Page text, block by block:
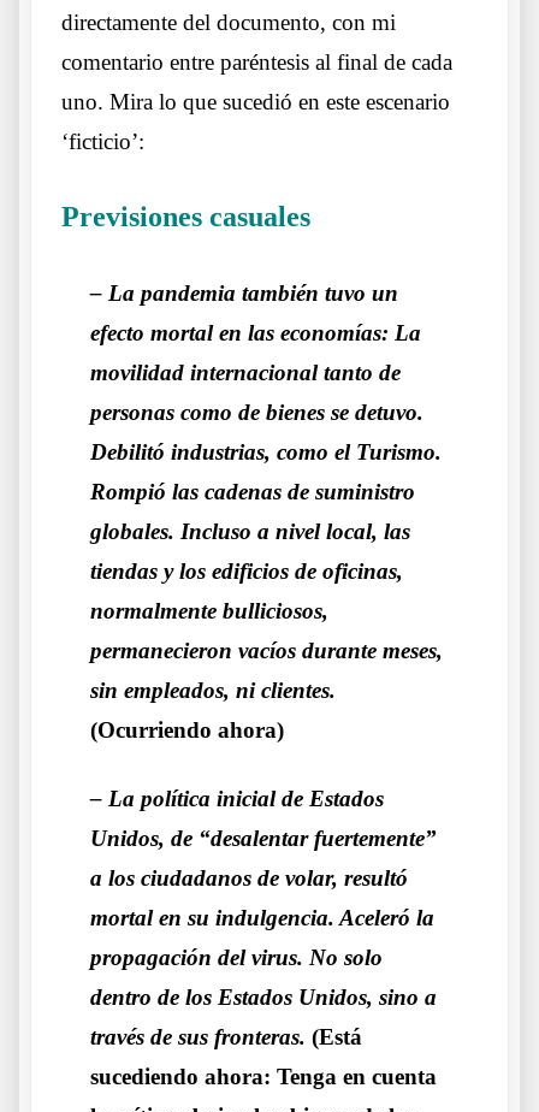
directamente del documento, con mi
comentario entre paréntesis al final de cada
uno. Mira lo que sucedió en este escenario
‘ficticio’:
Previsiones casuales
– La pandemia también tuvo un
efecto mortal en las economías: La
movilidad internacional tanto de
personas como de bienes se detuvo.
Debilitó industrias, como el Turismo.
Rompió las cadenas de suministro
globales. Incluso a nivel local, las
tiendas y los edificios de oficinas,
normalmente bulliciosos,
permanecieron vacíos durante meses,
sin empleados, ni clientes.
(Ocurriendo ahora)
– La política inicial de Estados
Unidos, de “desalentar fuertemente”
a los ciudadanos de volar, resultó
mortal en su indulgencia. Aceleró la
propagación del virus. No solo
dentro de los Estados Unidos, sino a
través de sus fronteras. (Está
sucediendo ahora: Tenga en cuenta